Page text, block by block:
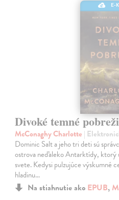
E-
Divoké temné
McConaghy Charlotte |
Dominic Salt a jeho tri deti sú
ostrova neďaleko Antarktídy, ktorý
svete. Kedysi pulzujúce výskumné
hladinu…
Na stiahnutie ako EPUB,